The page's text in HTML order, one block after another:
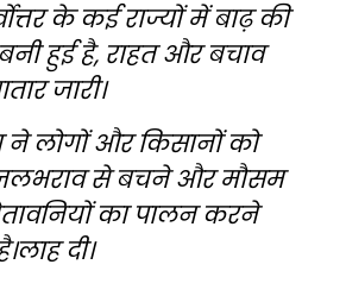
के कई राज्यों में बाढ़ की
हुई है, राहत और बचाव
जारी।
ने लोगों और किसानों को
से बचने और मौसम
का पालन करने
दी।